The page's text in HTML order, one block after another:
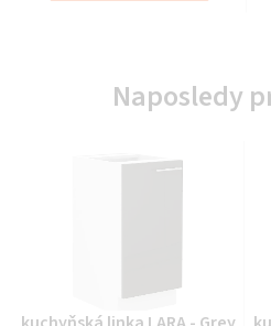
Naposledy